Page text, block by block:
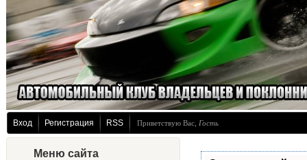
Вход Регистрация RSS Приветствую Вас Гость
Меню сайта